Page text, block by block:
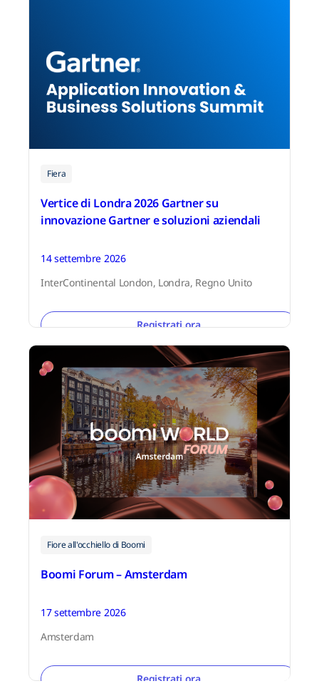
Fiera
Vertice di Londra 2026 Gartner su
innovazione Gartner e soluzioni aziendali
14 settembre 2026
InterContinental London, Londra, Regno Unito
Registrati ora
Fiore all'occhiello di Boomi
Boomi Forum – Amsterdam
17 settembre 2026
Amsterdam
Registrati ora